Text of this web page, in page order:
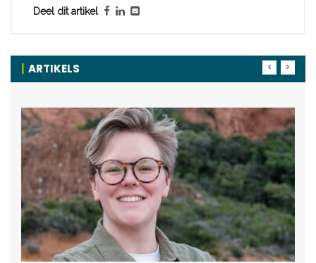
Deel dit artikel
ARTIKELS